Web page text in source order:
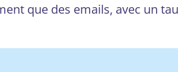
que des emails, avec un